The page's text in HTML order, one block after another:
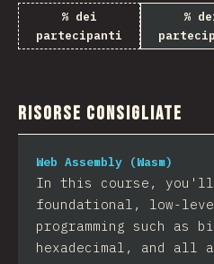
% dei
partecipanti
%
Risorse consigliate
Web Assembly (Wasm)
In this course,
foundational, low-
programming such as
hexadecimal, and all